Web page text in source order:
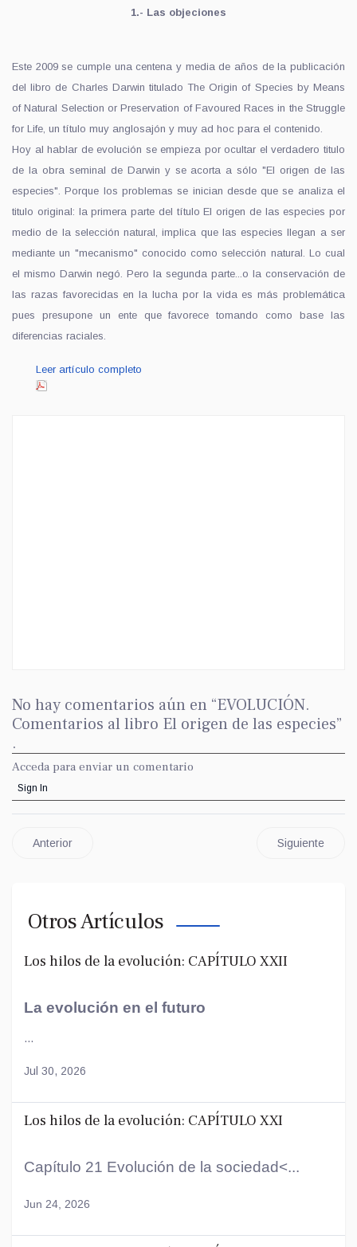
1.- Las objeciones
Este 2009 se cumple una centena y media de años de la publicación
del libro de Charles Darwin titulado The Origin of Species by Means
of Natural Selection or Preservation of Favoured Races in the Struggle
for Life, un título muy anglosajón y muy ad hoc para el contenido.
Hoy al hablar de evolución se empieza por ocultar el verdadero titulo
de la obra seminal de Darwin y se acorta a sólo "El origen de las
especies". Porque los problemas se inician desde que se analiza el
titulo original: la primera parte del título El origen de las especies por
medio de la selección natural, implica que las especies llegan a ser
mediante un "mecanismo" conocido como selección natural. Lo cual
el mismo Darwin negó. Pero la segunda parte...o la conservación de
las razas favorecidas en la lucha por la vida es más problemática
pues presupone un ente que favorece tomando como base las
diferencias raciales.
Leer artículo completo
No hay comentarios aún en “EVOLUCIÓN.
Comentarios al libro El origen de las especies”
.
Acceda para enviar un comentario
Sign In
Anterior Siguiente
Otros Artículos
Los hilos de la evolución: CAPÍTULO XXII
La evolución en el futuro
...
Jul 30, 2026
Los hilos de la evolución: CAPÍTULO XXI
Capítulo 21 Evolución de la sociedad<...
Jun 24, 2026